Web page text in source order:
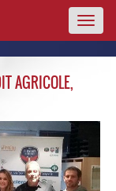
AGRICOLE,